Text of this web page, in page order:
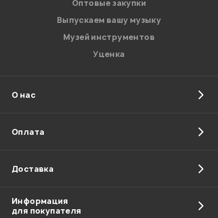
Оптовые закупки
Выпускаем вашу музыку
Музей инструментов
Уценка
О нас
Оплата
Доставка
Информация
для покупателя